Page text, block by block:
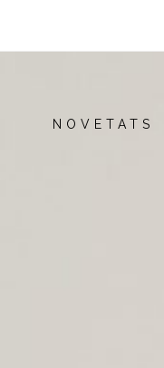
NOVETATS